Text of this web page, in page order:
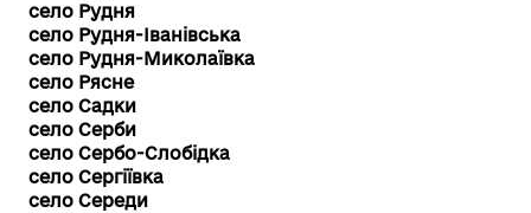
село Рудня
село Рудня-Іванівська
село Рудня-Миколаївка
село Рясне
село Садки
село Серби
село Сербо-Слобідка
село Сергіївка
село Середи